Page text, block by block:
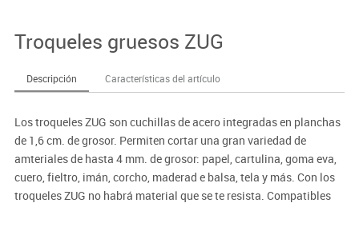
Troqueles gruesos ZUG
Descripción Características del artículo
Los troqueles ZUG son cuchillas de acero integradas en planchas
de 1,6 cm. de grosor. Permiten cortar una gran variedad de
amteriales de hasta 4 mm. de grosor: papel, cartulina, goma eva,
cuero, fieltro, imán, corcho, maderad e balsa, tela y más. Con los
troqueles ZUG no habrá material que se te resista. Compatibles